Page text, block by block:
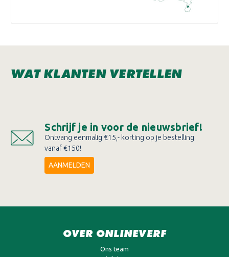
WAT KLANTEN VERTELLEN
Schrijf je in voor de nieuwsbrief!
Ontvang eenmalig €15,- korting op je bestelling
vanaf €150!
AANMELDEN
OVER ONLINEVERF
Ons team